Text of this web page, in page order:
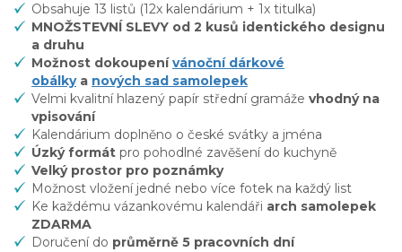
Obsahuje 13 listů (12x kalendárium + 1x titulka)
MNOŽSTEVNÍ SLEVY od 2 kusů identického designu
a druhu
Možnost dokoupenívánoční dárkové
obálkya nových sad samolepek
Velmi kvalitní hlazený papír střední gramáže vhodný na
vpisování
Kalendárium doplněno o české svátky a jména
Úzký formát pro pohodlné zavěšení do kuchyně
Velký prostor pro poznámky
Možnost vložení jedné nebo více fotek na každý list
Ke každému vázankovému kalendáři arch samolepek
ZDARMA
Doručení do průměrně 5 pracovních dní